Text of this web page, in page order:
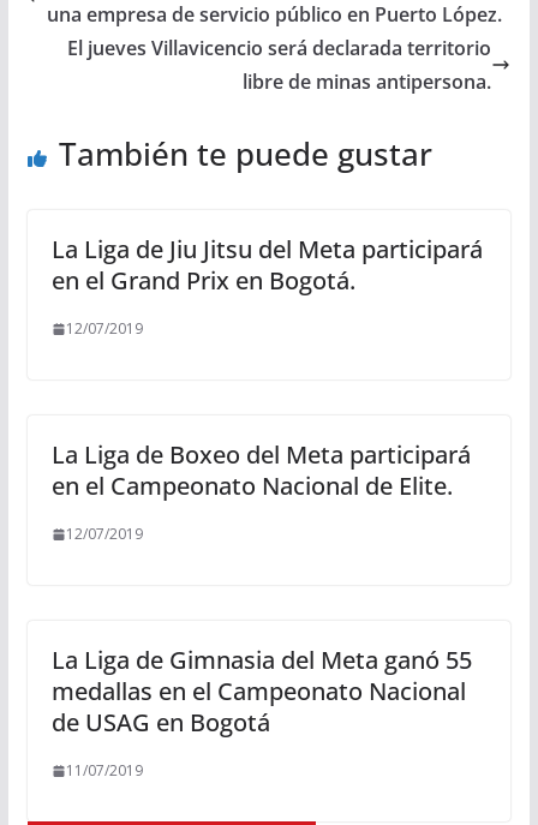
una empresa de servicio público en Puerto López.
El jueves Villavicencio será declarada territorio
libre de minas antipersona.
También te puede gustar
La Liga de Jiu Jitsu del Meta participará
en el Grand Prix en Bogotá.
12/07/2019
La Liga de Boxeo del Meta participará
en el Campeonato Nacional de Elite.
12/07/2019
La Liga de Gimnasia del Meta ganó 55
medallas en el Campeonato Nacional
de USAG en Bogotá
11/07/2019